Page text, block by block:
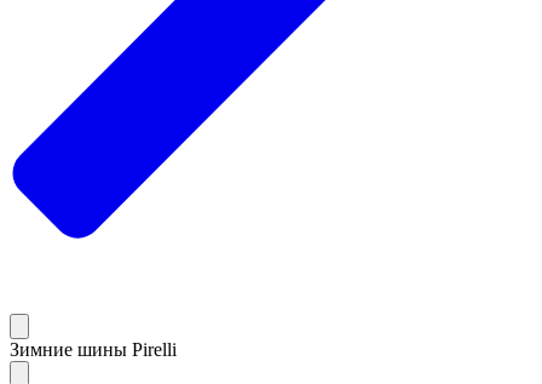
Зимние шины Pirelli